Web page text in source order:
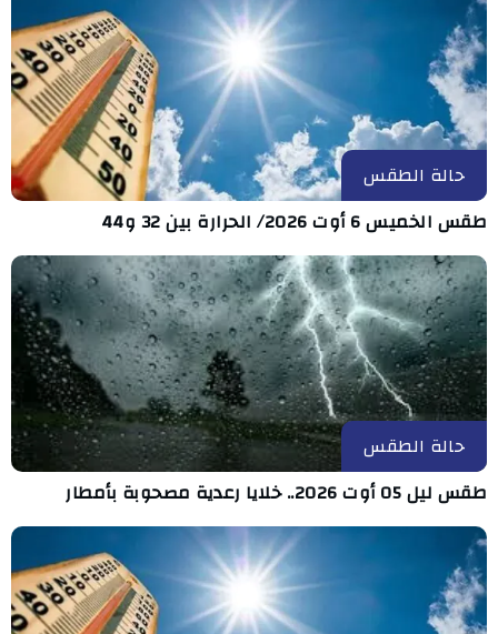
حالة الطقس
طقس الخميس 6 أوت 2026/ الحرارة بين 32 و44
حالة الطقس
طقس ليل 05 أوت 2026.. خلايا رعدية مصحوبة بأمطار